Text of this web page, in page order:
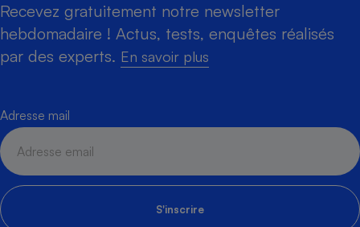
Recevez gratuitement notre newsletter
hebdomadaire ! Actus, tests, enquêtes réalisés
par des experts. En savoir plus
Adresse mail
S'inscrire